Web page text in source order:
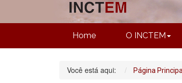
Home O INCTEM
Você está aqui: Página